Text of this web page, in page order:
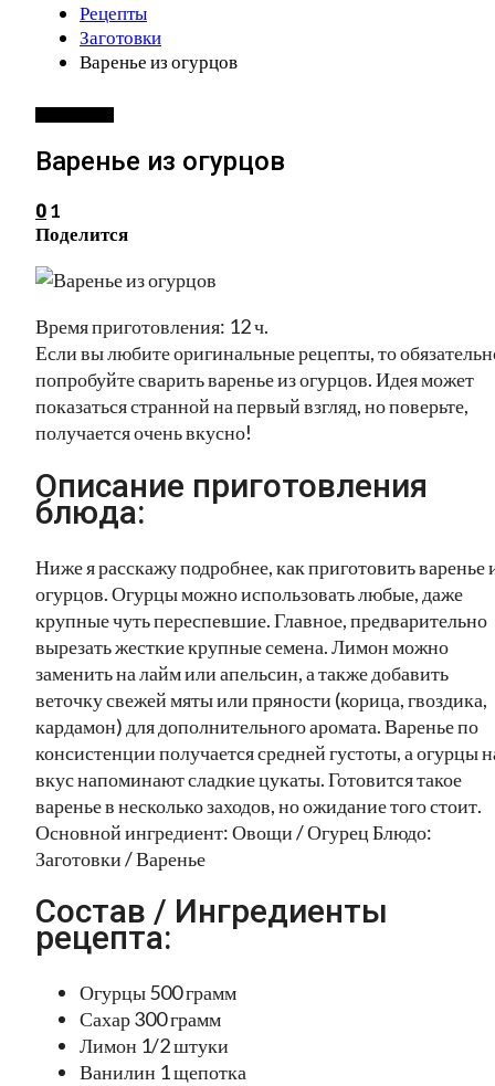
Рецепты
Заготовки
Варенье из огурцов
Варенье из огурцов
0 1
Поделится
Время приготовления: 12 ч.
Если вы любите оригинальные рецепты, то
попробуйте сварить варенье из огурцов. Идея может
показаться странной на первый взгляд, но поверьте,
получается очень вкусно!
Описание приготовления
блюда:
Ниже я расскажу подробнее, как приготовить варенье
огурцов. Огурцы можно использовать любые, даже
крупные чуть переспевшие. Главное, предварительно
вырезать жесткие крупные семена. Лимон можно
заменить на лайм или апельсин, а также добавить
веточку свежей мяты или пряности (корица, гвоздика,
кардамон) для дополнительного аромата. Варенье по
консистенции получается средней густоты, а огурцы
вкус напоминают сладкие цукаты. Готовится такое
варенье в несколько заходов, но ожидание того стоит.
Основной ингредиент: Овощи / Огурец Блюдо:
Заготовки / Варенье
Состав / Ингредиенты
рецепта:
Огурцы 500 грамм
Сахар 300 грамм
Лимон 1/2 штуки
Ванилин 1 щепотка